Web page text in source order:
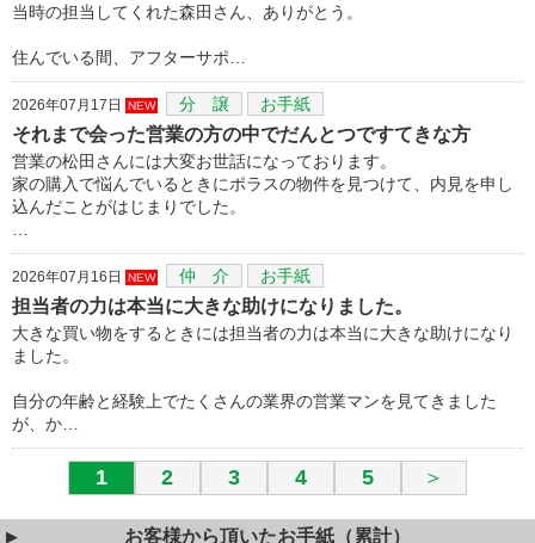
当時の担当してくれた森田さん、ありがとう。
住んでいる間、アフターサポ…
2026年07月17日 NEW 分 譲 お手紙
それまで会った営業の方の中でだんとつですてきな方
営業の松田さんには大変お世話になっております。
家の購入で悩んでいるときにポラスの物件を見つけて、内見を申し
込んだことがはじまりでした。
2026年07月16日 NEW 仲 介 お手紙
担当者の力は本当に大きな助けになりました。
大きな買い物をするときには担当者の力は本当に大きな助けになり
ました。
自分の年齢と経験上でたくさんの業界の営業マンを見てきました
が、か…
1 2 3 4 5 ＞
お客様から頂いたお手紙（累計）